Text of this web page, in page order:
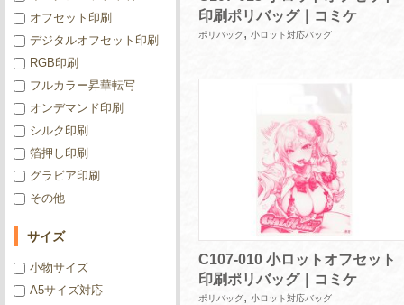
印刷ポリバッグ｜コミケ
ポリバッグ, 小ロット対応バッグ
C107-010 小ロットオフセット
印刷ポリバッグ｜コミケ
ポリバッグ, 小ロット対応バッグ
オフセット印刷
デジタルオフセット印刷
RGB印刷
フルカラー昇華転写
オンデマンド印刷
シルク印刷
箔押し印刷
グラビア印刷
その他
サイズ
小物サイズ
A5サイズ対応